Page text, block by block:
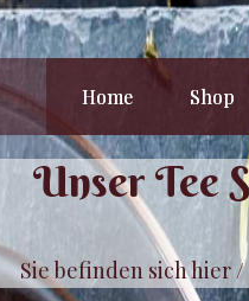
Home Shop
Unser Tee
Sie befinden sich hier /